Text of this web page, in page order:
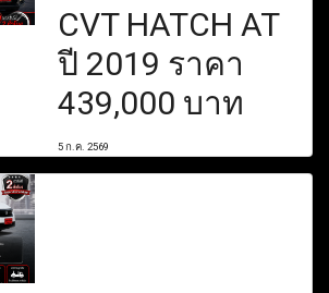
CVT HATCH AT
ปี 2019 ราคา
439,000 บาท
5 ก.ค. 2569